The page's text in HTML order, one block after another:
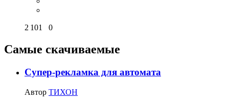
2 101 0
Самые скачиваемые
Супер-рекламка для автомата
Автор ТИХОН